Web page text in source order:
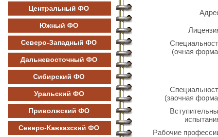
Центральный ФО
Южный ФО
Северо-Западный ФО
Дальневосточный ФО
Сибирский ФО
Уральский ФО
Приволжский ФО
Северо-Кавказский ФО
(очная
(заочная
Рабочие